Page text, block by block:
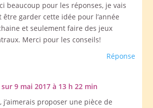
beaucoup pour les réponses, je vais
être garder cette idée pour l’année
et seulement faire des jeux
Merci pour les conseils!
Réponse
sur 9 mai 2017 à 13 h 22 min
j’aimerais proposer une pièce de